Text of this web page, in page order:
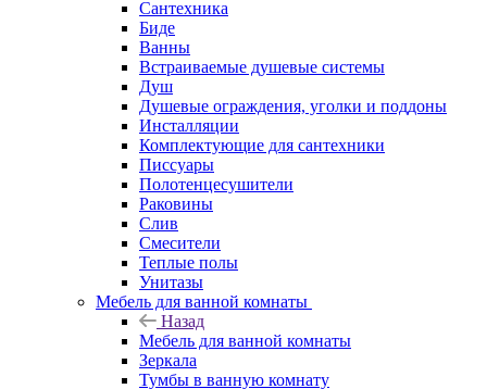
Сантехника
Биде
Ванны
Встраиваемые душевые системы
Душ
Душевые ограждения, уголки и поддоны
Инсталляции
Комплектующие для сантехники
Писсуары
Полотенцесушители
Раковины
Слив
Смесители
Теплые полы
Унитазы
Мебель для ванной комнаты
Назад
Мебель для ванной комнаты
Зеркала
Тумбы в ванную комнату